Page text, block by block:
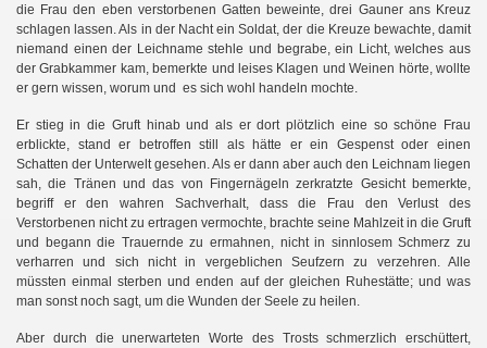
die Frau den eben verstorbenen Gatten beweinte, drei Gauner ans Kreuz
schlagen lassen. Als in der Nacht ein Soldat, der die Kreuze bewachte, damit
niemand einen der Leichname stehle und begrabe, ein Licht, welches aus
der Grabkammer kam, bemerkte und leises Klagen und Weinen hörte, wollte
er gern wissen, worum und es sich wohl handeln mochte.
Er stieg in die Gruft hinab und als er dort plötzlich eine so schöne Frau
erblickte, stand er betroffen still als hätte er ein Gespenst oder einen
Schatten der Unterwelt gesehen. Als er dann aber auch den Leichnam liegen
sah, die Tränen und das von Fingernägeln zerkratzte Gesicht bemerkte,
begriff er den wahren Sachverhalt, dass die Frau den Verlust des
Verstorbenen nicht zu ertragen vermochte, brachte seine Mahlzeit in die Gruft
und begann die Trauernde zu ermahnen, nicht in sinnlosem Schmerz zu
verharren und sich nicht in vergeblichen Seufzern zu verzehren. Alle
müssten einmal sterben und enden auf der gleichen Ruhestätte; und was
man sonst noch sagt, um die Wunden der Seele zu heilen.
Aber durch die unerwarteten Worte des Trosts schmerzlich erschüttert,